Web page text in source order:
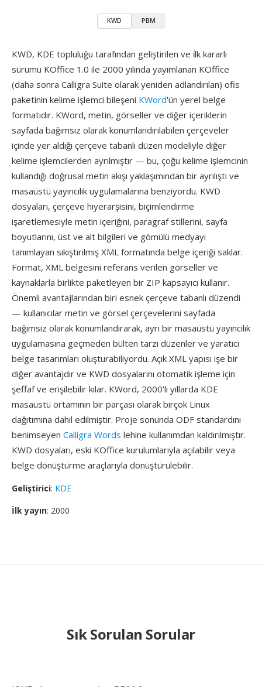
KWD PBM
KWD, KDE topluluğu tarafından geliştirilen ve i̇lk kararlı
sürümü KOffice 1.0 ile 2000 yılında yayımlanan KOffice
(daha sonra Calligra Suite olarak yeniden adlandırılan) ofis
paketinin kelime işlemci bileşeni KWord'ün yerel belge
formatıdır. KWord, metin, görseller ve diğer içeriklerin
sayfada bağımsız olarak konumlandırılabilen çerçeveler
içinde yer aldığı çerçeve tabanlı düzen modeliyle diğer
kelime işlemcilerden ayrılmıştır — bu, çoğu kelime işlemcinin
kullandığı doğrusal metin akışı yaklaşımından bir ayrılıştı ve
masaüstü yayıncılık uygulamalarına benziyordu. KWD
dosyaları, çerçeve hiyerarşisini, biçimlendirme
işaretlemesiyle metin içeriğini, paragraf stillerini, sayfa
boyutlarını, üst ve alt bilgileri ve gömülü medyayı
tanımlayan sıkıştırılmış XML formatında belge içeriği saklar.
Format, XML belgesini referans verilen görseller ve
kaynaklarla birlikte paketleyen bir ZIP kapsayıcı kullanır.
Önemli avantajlarından biri esnek çerçeve tabanlı düzendi
— kullanıcılar metin ve görsel çerçevelerini sayfada
bağımsız olarak konumlandırarak, ayrı bir masaüstü yayıncılık
uygulamasına geçmeden bülten tarzı düzenler ve yaratıcı
belge tasarımları oluşturabiliyordu. Açık XML yapısı işe bir
diğer avantajdır ve KWD dosyalarını otomatik işleme için
şeffaf ve erişilebilir kılar. KWord, 2000'li yıllarda KDE
masaüstü ortamının bir parçası olarak birçok Linux
dağıtımına dahil edilmiştir. Proje sonunda ODF standardını
benimseyen Calligra Words lehine kullanımdan kaldırılmıştır.
KWD dosyaları, eski KOffice kurulumlarıyla açılabilir veya
belge dönüştürme araçlarıyla dönüştürülebilir.
Geliştirici: KDE
İlk yayın: 2000
Sık Sorulan Sorular